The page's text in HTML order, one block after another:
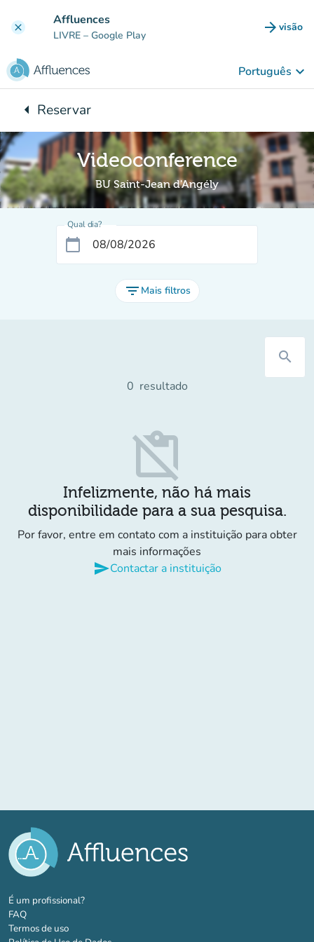
clear Affluences
LIVRE – Google Play arrow_forward visão
(novo
Português keyboard_arrow_down
arrow_leftVoltar para:
Reservar
Videoconference
BU Saint-Jean d'Angély
Qual dia?
calendar_today
filter_list Mais filtros
search
0 resultado
content_paste_off
Infelizmente, não há mais
disponibilidade para a sua pesquisa.
Por favor, entre em contato com a instituição para obter
mais informações
sendContactar a instituição
É um profissional?(novo separador)
FAQ
Termos de uso